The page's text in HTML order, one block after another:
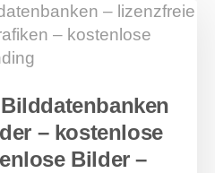
– kostenlose
Bilder –